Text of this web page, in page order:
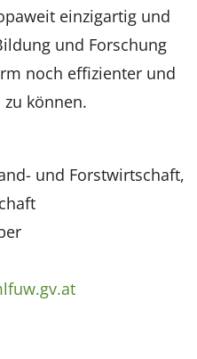
einzigartig und
und Forschung
noch effizienter und
können.
und Forstwirtschaft,